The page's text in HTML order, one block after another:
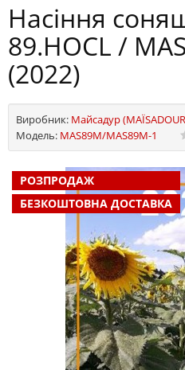
Насіння
89.HOCL /
(2022)
Виробник: Майсадур
Модель: MAS89M/MAS89M-1
РОЗПРОДАЖ
БЕЗКОШТОВНА ДОСТАВКА